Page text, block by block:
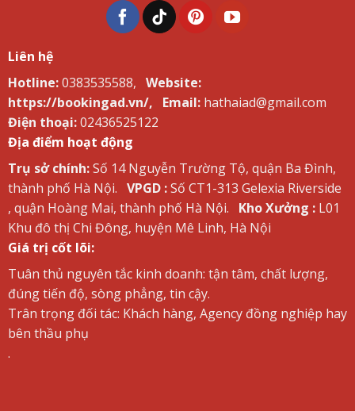
Liên hệ
Hotline:0383535588, Website:
https://bookingad.vn/,
Email: hathaiad@gmail.com
Điện thoại:02436525122
Địa điểm hoạt động
Trụ sở chính:Số 14 Nguyễn Trường Tộ, quận Ba Đình,
thành phố Hà Nội. VPGD :Số CT1-313 Gelexia Riverside
, quận Hoàng Mai, thành phố Hà Nội.
Kho Xưởng :L01
Khu đô thị Chi Đông, huyện Mê Linh, Hà Nội
Giá trị cốt lõi:
Tuân thủ nguyên tắc kinh doanh: tận tâm, chất lượng,
đúng tiến độ, sòng phẳng, tin cậy.
Trân trọng đối tác: Khách hàng, Agency đồng nghiệp hay
bên thầu phụ
.